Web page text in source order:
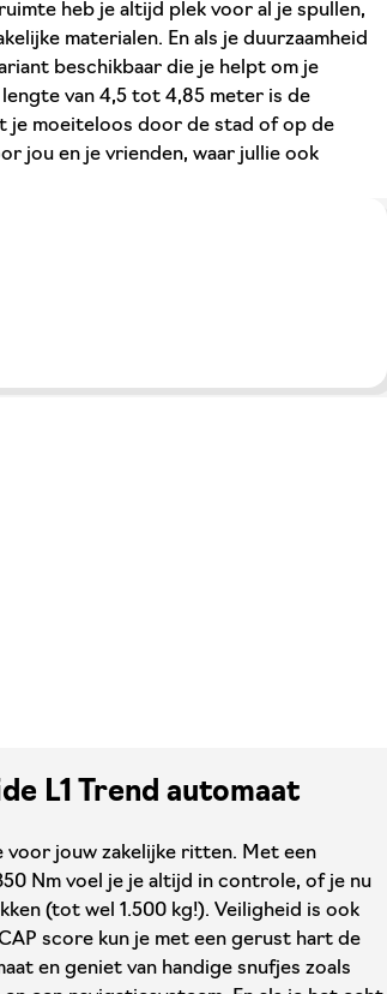
heb je altijd plek voor al je spullen,
materialen. En als je duurzaamheid
beschikbaar die je helpt om je
van 4,5 tot 4,85 meter is de
je moeiteloos door de stad of op de
jou en je vrienden, waar jullie ook
L1 Trend automaat
voor jouw zakelijke ritten. Met een
Nm voel je je altijd in controle, of je nu
(tot wel 1.500 kg!). Veiligheid is ook
score kun je met een gerust hart de
en geniet van handige snufjes zoals